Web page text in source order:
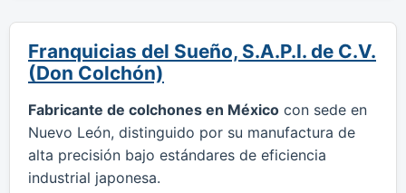
Franquicias del Sueño, S.A.P.I. de C.V.
(Don Colchón)
Fabricante de colchones en México con sede en
Nuevo León, distinguido por su manufactura de
alta precisión bajo estándares de eficiencia
industrial japonesa.